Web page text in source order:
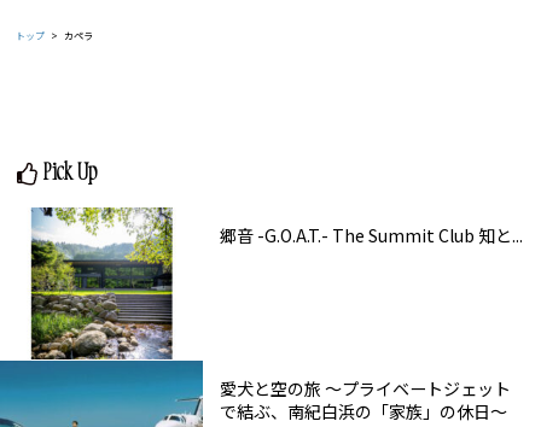
トップ カペラ
Pick Up
郷音 -G.O.A.T.- The Summit Club 知と...
愛犬と空の旅 ～プライベートジェット
で結ぶ、南紀白浜の「家族」の休日～